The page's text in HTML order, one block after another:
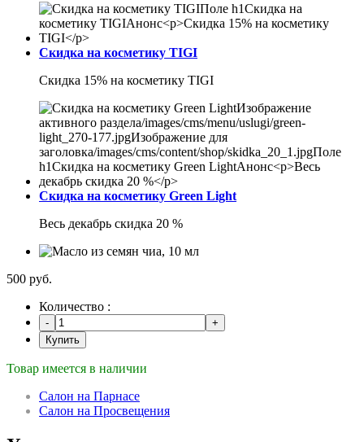
Скидка на косметику TIGI
Скидка 15% на косметику TIGI
Скидка на косметику Green Light
Весь декабрь скидка 20 %
500 руб.
Количество :
Купить
Товар имеется в наличии
Салон на Парнасе
Салон на Просвещения